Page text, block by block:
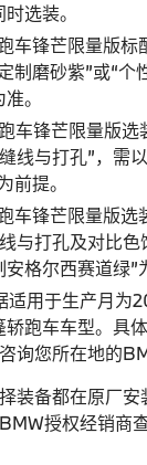
选装。
车锋芒限量版标
制磨砂紫”或“个
。
车锋芒限量版选
线与打孔”，需
前提。
车锋芒限量版选
与打孔及对比色
格尔西赛道绿”
适用于生产月为
跑车车型。具
询您所在地的
装备都在原厂
授权经销商